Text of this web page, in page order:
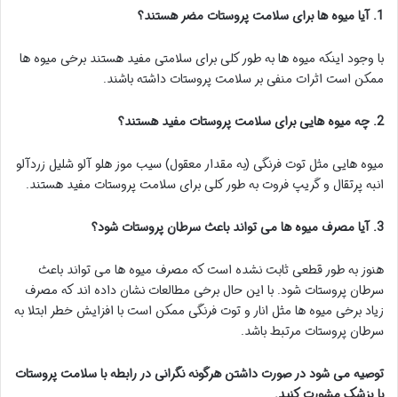
1. آیا میوه ها برای سلامت پروستات مضر هستند؟
با وجود اینکه میوه ها به طور کلی برای سلامتی مفید هستند برخی میوه ها
ممکن است اثرات منفی بر سلامت پروستات داشته باشند.
2. چه میوه هایی برای سلامت پروستات مفید هستند؟
میوه هایی مثل توت فرنگی (به مقدار معقول) سیب موز هلو آلو شلیل زردآلو
انبه پرتقال و گریپ فروت به طور کلی برای سلامت پروستات مفید هستند.
3. آیا مصرف میوه ها می تواند باعث سرطان پروستات شود؟
هنوز به طور قطعی ثابت نشده است که مصرف میوه ها می تواند باعث
سرطان پروستات شود. با این حال برخی مطالعات نشان داده اند که مصرف
زیاد برخی میوه ها مثل انار و توت فرنگی ممکن است با افزایش خطر ابتلا به
سرطان پروستات مرتبط باشد.
توصیه می شود در صورت داشتن هرگونه نگرانی در رابطه با سلامت پروستات